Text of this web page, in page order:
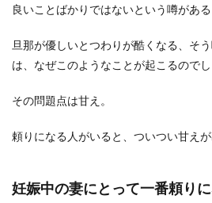
良いことばかりではないという噂があ
旦那が優しいとつわりが酷くなる、そ
は、なぜこのようなことが起こるのでし
その問題点は甘え。
頼りになる人がいると、ついつい甘えが
妊娠中の妻にとって一番頼り